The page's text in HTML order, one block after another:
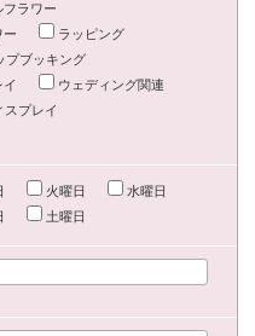
フラワー
ー
ラッピング
プブッキング
ウェディング関連
スプレイ
火曜日
水曜日
土曜日